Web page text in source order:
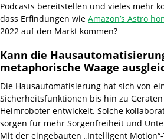
Podcasts bereitstellen und vieles mehr
dass Erfindungen wie Amazon’s Astro
2022 auf den Markt kommen?
Kann die
metaphorische Waage
Die Hausautomatisierung hat sich von
Sicherheitsfunktionen bis hin zu
Heimroboter entwickelt. Solche
sorgen für mehr Sorgenfreiheit und
Mit der eingebauten „Intelligent